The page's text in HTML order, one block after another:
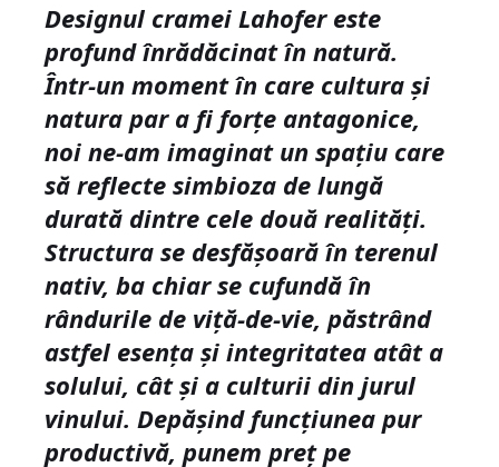
Designul cramei Lahofer este
profund înrădăcinat în natură.
Într-un moment în care cultura și
natura par a fi forțe antagonice,
noi ne-am imaginat un spațiu care
să reflecte simbioza de lungă
durată dintre cele două realități.
Structura se desfășoară în terenul
nativ, ba chiar se cufundă în
rândurile de viță-de-vie, păstrând
astfel esența și integritatea atât a
solului, cât și a culturii din jurul
vinului. Depășind funcțiunea pur
productivă, punem preț pe